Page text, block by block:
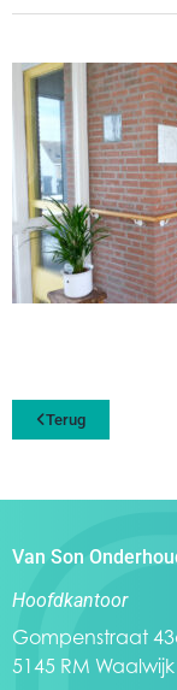
Terug
Van Son
Hoofdkantoor
Gompenstraat
5145 RM Waalwijk